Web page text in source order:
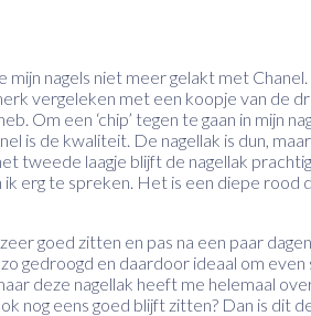
mijn nagels niet meer gelakt met
vergeleken met een koopje van de
Om een ‘chip’ tegen te gaan in mijn
is de kwaliteit. De nagellak is dun,
tweede laagje blijft de nagellak
erg te spreken. Het is een diepe rood
goed zitten en pas na een paar
zo gedroogd en daardoor ideaal om
deze nagellak heeft me helemaal
nog eens goed blijft zitten? Dan is dit